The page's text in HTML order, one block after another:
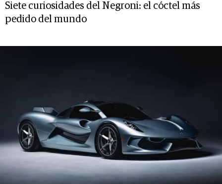
Siete curiosidades del Negroni: el cóctel más
pedido del mundo